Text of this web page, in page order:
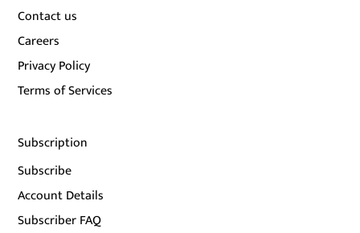
Contact us
Careers
Privacy Policy
Terms of Services
Subscription
Subscribe
Account Details
Subscriber FAQ